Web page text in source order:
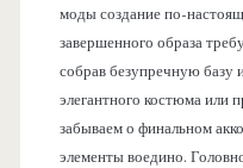
моды создание по-
завершенного образа
собрав безупречную базу
элегантного костюма или
забываем о финальном
элементы воедино.